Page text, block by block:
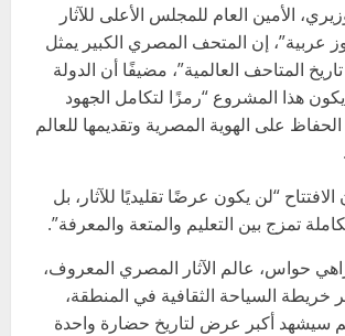
الأمين العام للمجلس الأعلى للآثار
عربية”، إن المتحف المصري الكبير يمثل
المتاحف العالمية”، مضيفًا أن الدولة
هذا المشروع “رمزًا لتكامل الجهود
على الهوية المصرية وتقديمها للعالم
“لن يكون عرضًا تقليديًا للآثار، بل
تمزج بين التعليم والمتعة والمعرفة”.
حواس، عالم الآثار المصري المعروف،
خريطة السياحة الثقافية في المنطقة،
سيشهد أكبر عرض لتاريخ حضارة واحدة